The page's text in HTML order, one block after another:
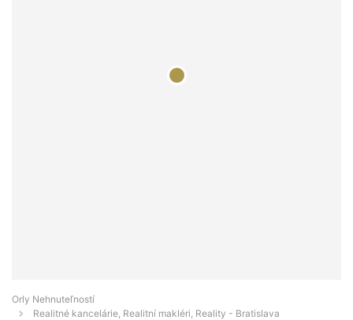
Orly Nehnuteľností
Realitné kancelárie, Realitní makléri, Reality - Bratislava